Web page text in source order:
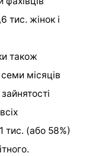
тис. жінок і
також
місяців
тис. (або 58%)